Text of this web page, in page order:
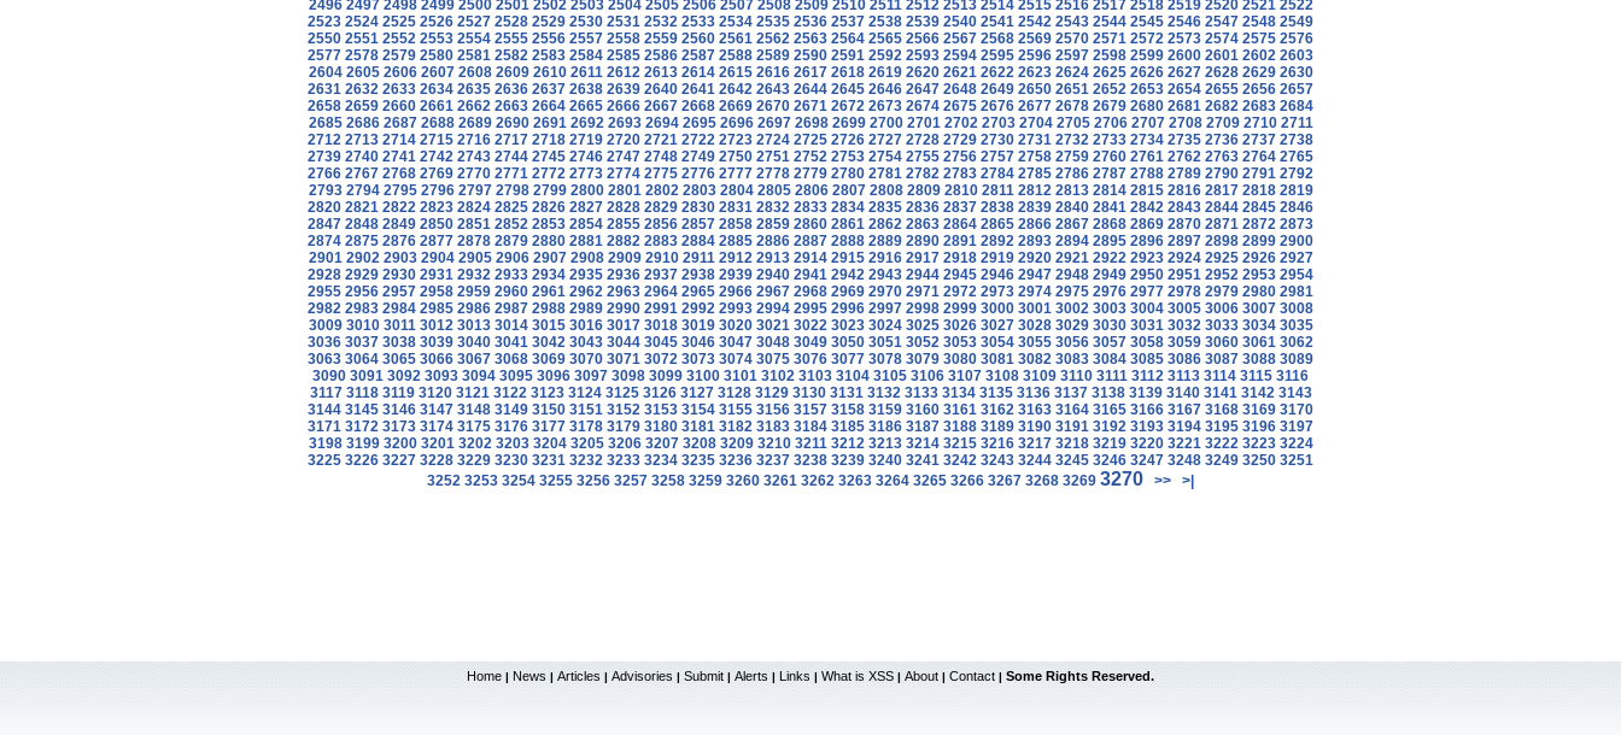
2496 2497 2498 2499 2500 2501 2502 2503 2504 2505 2506 2507 2508 2509 2510 2511 2512 2513 2514 2515 2516 2517 2518 2519 2520 2521 2522
2523 2524 2525 2526 2527 2528 2529 2530 2531 2532 2533 2534 2535 2536 2537 2538 2539 2540 2541 2542 2543 2544 2545 2546 2547 2548 2549
2550 2551 2552 2553 2554 2555 2556 2557 2558 2559 2560 2561 2562 2563 2564 2565 2566 2567 2568 2569 2570 2571 2572 2573 2574 2575 2576
2577 2578 2579 2580 2581 2582 2583 2584 2585 2586 2587 2588 2589 2590 2591 2592 2593 2594 2595 2596 2597 2598 2599 2600 2601 2602 2603
2604 2605 2606 2607 2608 2609 2610 2611 2612 2613 2614 2615 2616 2617 2618 2619 2620 2621 2622 2623 2624 2625 2626 2627 2628 2629 2630
2631 2632 2633 2634 2635 2636 2637 2638 2639 2640 2641 2642 2643 2644 2645 2646 2647 2648 2649 2650 2651 2652 2653 2654 2655 2656 2657
2658 2659 2660 2661 2662 2663 2664 2665 2666 2667 2668 2669 2670 2671 2672 2673 2674 2675 2676 2677 2678 2679 2680 2681 2682 2683 2684
2685 2686 2687 2688 2689 2690 2691 2692 2693 2694 2695 2696 2697 2698 2699 2700 2701 2702 2703 2704 2705 2706 2707 2708 2709 2710 2711
2712 2713 2714 2715 2716 2717 2718 2719 2720 2721 2722 2723 2724 2725 2726 2727 2728 2729 2730 2731 2732 2733 2734 2735 2736 2737 2738
2739 2740 2741 2742 2743 2744 2745 2746 2747 2748 2749 2750 2751 2752 2753 2754 2755 2756 2757 2758 2759 2760 2761 2762 2763 2764 2765
2766 2767 2768 2769 2770 2771 2772 2773 2774 2775 2776 2777 2778 2779 2780 2781 2782 2783 2784 2785 2786 2787 2788 2789 2790 2791 2792
2793 2794 2795 2796 2797 2798 2799 2800 2801 2802 2803 2804 2805 2806 2807 2808 2809 2810 2811 2812 2813 2814 2815 2816 2817 2818 2819
2820 2821 2822 2823 2824 2825 2826 2827 2828 2829 2830 2831 2832 2833 2834 2835 2836 2837 2838 2839 2840 2841 2842 2843 2844 2845 2846
2847 2848 2849 2850 2851 2852 2853 2854 2855 2856 2857 2858 2859 2860 2861 2862 2863 2864 2865 2866 2867 2868 2869 2870 2871 2872 2873
2874 2875 2876 2877 2878 2879 2880 2881 2882 2883 2884 2885 2886 2887 2888 2889 2890 2891 2892 2893 2894 2895 2896 2897 2898 2899 2900
2901 2902 2903 2904 2905 2906 2907 2908 2909 2910 2911 2912 2913 2914 2915 2916 2917 2918 2919 2920 2921 2922 2923 2924 2925 2926 2927
2928 2929 2930 2931 2932 2933 2934 2935 2936 2937 2938 2939 2940 2941 2942 2943 2944 2945 2946 2947 2948 2949 2950 2951 2952 2953 2954
2955 2956 2957 2958 2959 2960 2961 2962 2963 2964 2965 2966 2967 2968 2969 2970 2971 2972 2973 2974 2975 2976 2977 2978 2979 2980 2981
2982 2983 2984 2985 2986 2987 2988 2989 2990 2991 2992 2993 2994 2995 2996 2997 2998 2999 3000 3001 3002 3003 3004 3005 3006 3007 3008
3009 3010 3011 3012 3013 3014 3015 3016 3017 3018 3019 3020 3021 3022 3023 3024 3025 3026 3027 3028 3029 3030 3031 3032 3033 3034 3035
3036 3037 3038 3039 3040 3041 3042 3043 3044 3045 3046 3047 3048 3049 3050 3051 3052 3053 3054 3055 3056 3057 3058 3059 3060 3061 3062
3063 3064 3065 3066 3067 3068 3069 3070 3071 3072 3073 3074 3075 3076 3077 3078 3079 3080 3081 3082 3083 3084 3085 3086 3087 3088 3089
3090 3091 3092 3093 3094 3095 3096 3097 3098 3099 3100 3101 3102 3103 3104 3105 3106 3107 3108 3109 3110 3111 3112 3113 3114 3115 3116
3117 3118 3119 3120 3121 3122 3123 3124 3125 3126 3127 3128 3129 3130 3131 3132 3133 3134 3135 3136 3137 3138 3139 3140 3141 3142 3143
3144 3145 3146 3147 3148 3149 3150 3151 3152 3153 3154 3155 3156 3157 3158 3159 3160 3161 3162 3163 3164 3165 3166 3167 3168 3169 3170
3171 3172 3173 3174 3175 3176 3177 3178 3179 3180 3181 3182 3183 3184 3185 3186 3187 3188 3189 3190 3191 3192 3193 3194 3195 3196 3197
3198 3199 3200 3201 3202 3203 3204 3205 3206 3207 3208 3209 3210 3211 3212 3213 3214 3215 3216 3217 3218 3219 3220 3221 3222 3223 3224
3225 3226 3227 3228 3229 3230 3231 3232 3233 3234 3235 3236 3237 3238 3239 3240 3241 3242 3243 3244 3245 3246 3247 3248 3249 3250 3251
3252 3253 3254 3255 3256 3257 3258 3259 3260 3261 3262 3263 3264 3265 3266 3267 3268 3269 3270 >> >|
Home | News | Articles | Advisories | Submit | Alerts | Links | What is XSS | About | Contact | Some Rights Reserved.